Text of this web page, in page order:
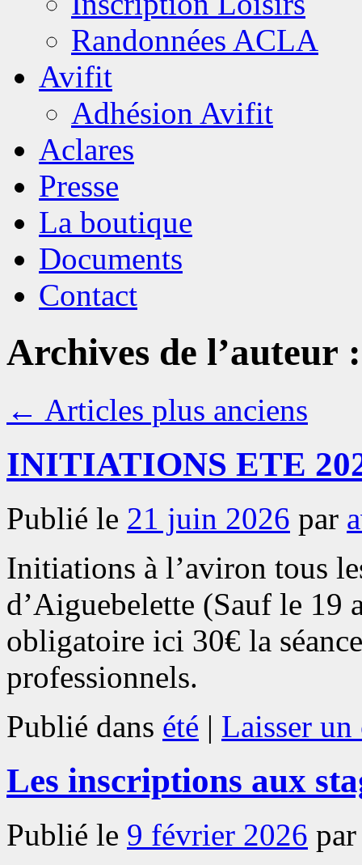
Randonnées ACLA
Avifit
Adhésion Avifit
Aclares
Presse
La boutique
Documents
Contact
Archives de l’auteur
← Articles plus anciens
INITIATIONS ETE
Publié le 21 juin 2026 par
Initiations à l’aviron tous
d’Aiguebelette (Sauf le 19
obligatoire ici 30€ la
professionnels.
Publié dans été | Laisser
Les inscriptions aux
Publié le 9 février 2026 par